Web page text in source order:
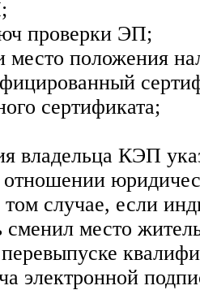
проверки ЭП;
положения
сертификата;
владельца КЭП
отношении
случае, если
место
электронной